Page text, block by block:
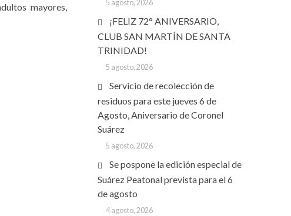
mayores,
5 agosto, 2026
¡FELIZ 72° ANIVERSARIO,
CLUB SAN MARTÍN DE SANTA
TRINIDAD!
5 agosto, 2026
Servicio de recolección de
residuos para este jueves 6 de
Agosto, Aniversario de Coronel
Suárez
5 agosto, 2026
Se pospone la edición especial de
Suárez Peatonal prevista para el 6
de agosto
4 agosto, 2026